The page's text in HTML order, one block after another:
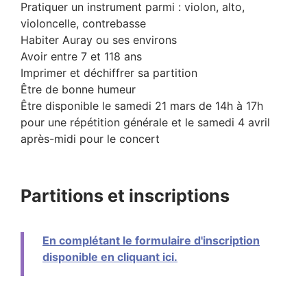
Pratiquer un instrument parmi : violon, alto,
violoncelle, contrebasse
Habiter Auray ou ses environs
Avoir entre 7 et 118 ans
Imprimer et déchiffrer sa partition
Être de bonne humeur
Être disponible le samedi 21 mars de 14h à 17h
pour une répétition générale et le samedi 4 avril
après-midi pour le concert
Partitions et inscriptions
En complétant le formulaire d'inscription
disponible en cliquant ici.